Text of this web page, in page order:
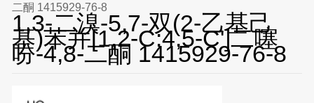
二酮 1415929-76-8
1,3-二溴-5,7-双(2-乙基己
基)苯并[1,2-C:4,5-C']二噻
吩-4,8-二酮 1415929-76-8